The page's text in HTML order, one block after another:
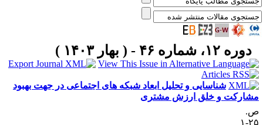
دوره ۱۲، شماره ۴۶ - ( بهار ۱۴۰۳ )
شناسایی و تحلیل ابعاد شبکه ‌های اجتماعی در جهت بهبود
و خلق ارزش مشتری
۱